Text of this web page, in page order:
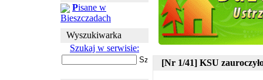
Pisane w
Bieszczadach
Wyszukiwarka
Szukaj w serwisie:
[Nr 1/41] KSU